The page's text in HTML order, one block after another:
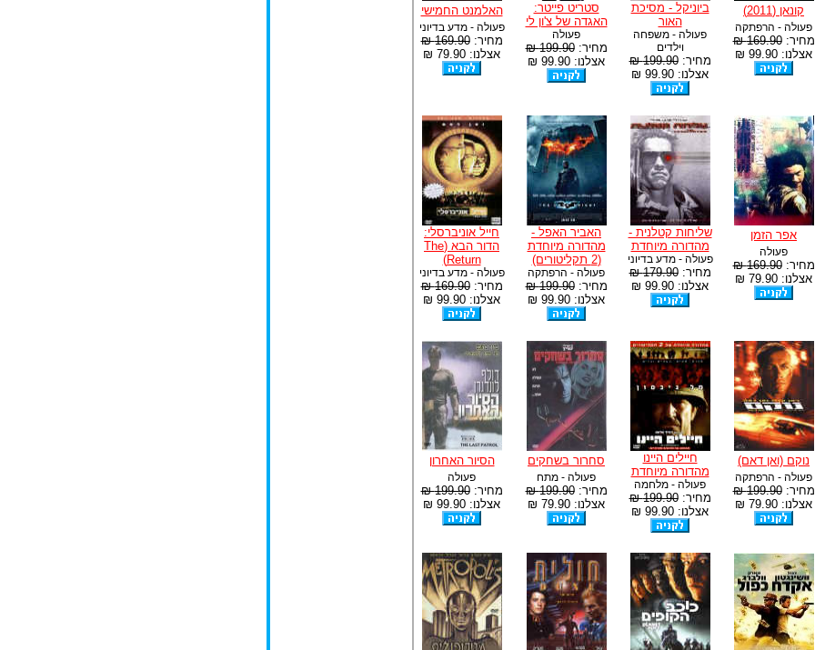
קונאן (2011)
פעולה - הרפתקה
מחיר:169.90 ₪
אצלנו: 99.90 ₪
ביוניקל - מסיכת
האור
פעולה - משפחה
וילדים
מחיר:199.90 ₪
אצלנו: 99.90 ₪
סטריט פייטר:
האגדה של צ'ון לי
פעולה
מחיר:199.90 ₪
אצלנו: 99.90 ₪
האלמנט החמישי
פעולה - מדע בדיוני
מחיר:169.90 ₪
אצלנו: 79.90 ₪
אפר הזמן
פעולה
מחיר:169.90 ₪
אצלנו: 79.90 ₪
שליחות קטלנית -
מהדורה מיוחדת
פעולה - מדע בדיוני
מחיר:179.90 ₪
אצלנו: 99.90 ₪
האביר האפל -
מהדורה מיוחדת
(2 תקליטורים)
פעולה - הרפתקה
מחיר:199.90 ₪
אצלנו: 99.90 ₪
חייל אוניברסלי:
הדור הבא (The
Return)
פעולה - מדע בדיוני
מחיר:169.90 ₪
אצלנו: 99.90 ₪
נוקם (ואן דאם)
פעולה - הרפתקה
מחיר:199.90 ₪
אצלנו: 79.90 ₪
חיילים היינו
מהדורה מיוחדת
פעולה - מלחמה
מחיר:199.90 ₪
אצלנו: 99.90 ₪
סחרור בשחקים
פעולה - מתח
מחיר:199.90 ₪
אצלנו: 79.90 ₪
הסיור האחרון
פעולה
מחיר:199.90 ₪
אצלנו: 99.90 ₪